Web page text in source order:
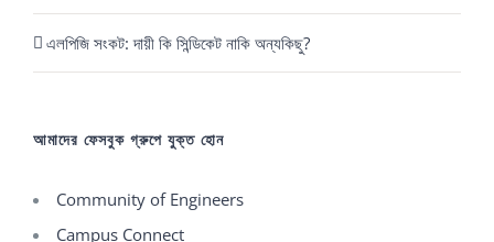
এলপিজি সংকট: দায়ী কি সিন্ডিকেট নাকি অন্যকিছু?
আমাদের ফেসবুক গ্রুপে যুক্ত হোন
Community of Engineers
Campus Connect